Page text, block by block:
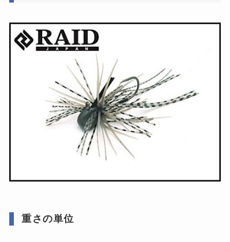
重さの単位